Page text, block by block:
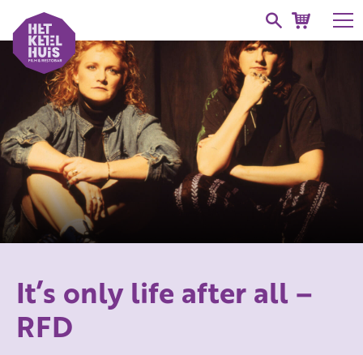
It’s only life after all –
RFD